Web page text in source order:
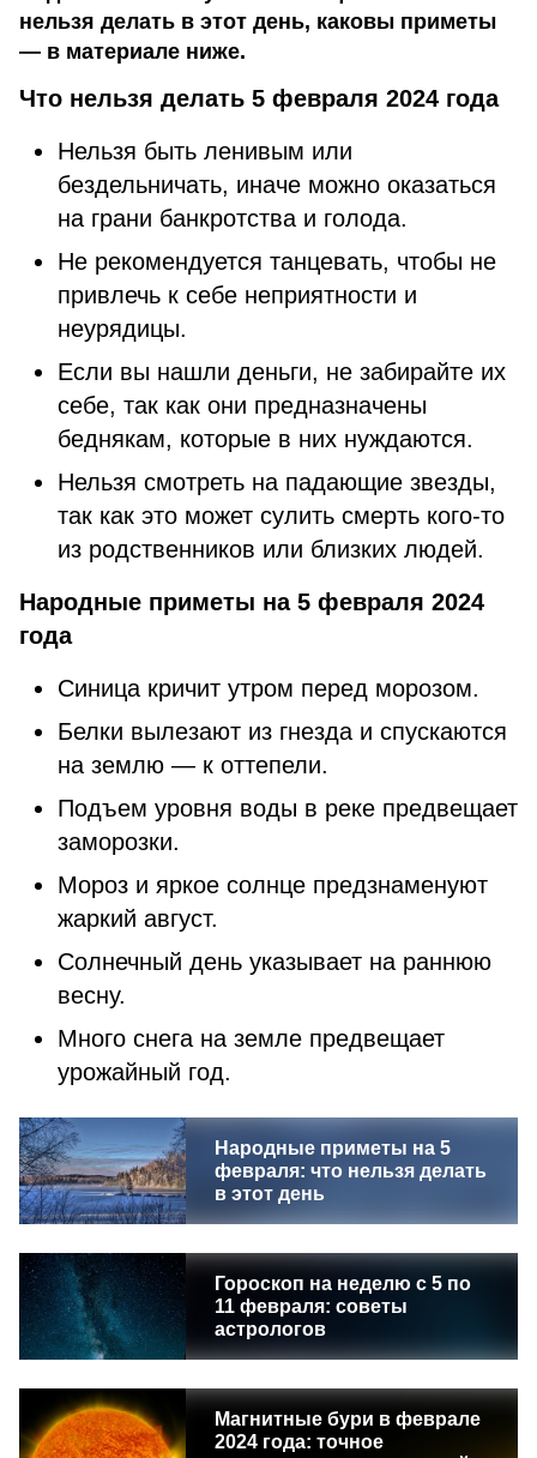
нельзя делать в этот день, каковы приметы
— в материале ниже.
Что нельзя делать 5 февраля 2024 года
Нельзя быть ленивым или
бездельничать, иначе можно оказаться
на грани банкротства и голода.
Не рекомендуется танцевать, чтобы не
привлечь к себе неприятности и
неурядицы.
Если вы нашли деньги, не забирайте их
себе, так как они предназначены
беднякам, которые в них нуждаются.
Нельзя смотреть на падающие звезды,
так как это может сулить смерть кого-то
из родственников или близких людей.
Народные приметы на 5 февраля 2024
года
Синица кричит утром перед морозом.
Белки вылезают из гнезда и спускаются
на землю — к оттепели.
Подъем уровня воды в реке предвещает
заморозки.
Мороз и яркое солнце предзнаменуют
жаркий август.
Солнечный день указывает на раннюю
весну.
Много снега на земле предвещает
урожайный год.
Народные приметы на 5
февраля: что нельзя делать
в этот день
Гороскоп на неделю с 5 по
11 февраля: советы
астрологов
Магнитные бури в феврале
2024 года: точное